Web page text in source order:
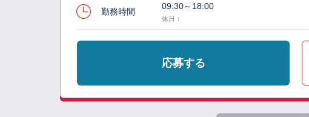
勤務時間
09:30～18:00
休日：
応募する